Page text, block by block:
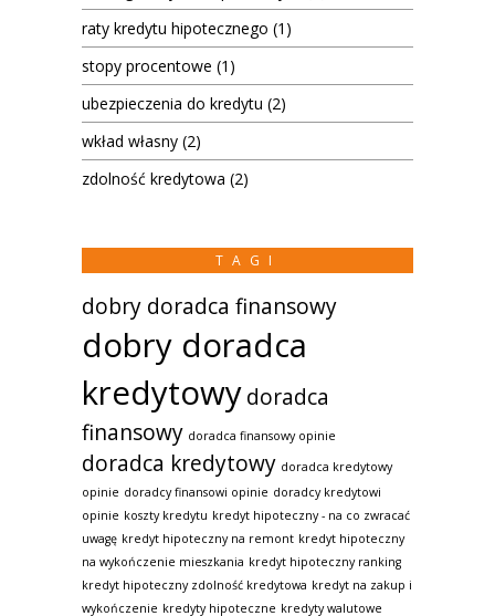
raty kredytu hipotecznego (1)
stopy procentowe (1)
ubezpieczenia do kredytu (2)
wkład własny (2)
zdolność kredytowa (2)
TAGI
dobry doradca finansowy
dobry doradca
kredytowydoradca
finansowy doradca finansowy opinie
doradca kredytowy doradca kredytowy
opinie doradcy finansowi opinie doradcy kredytowi
opinie koszty kredytu kredyt hipoteczny - na co zwracać
uwagę kredyt hipoteczny na remont kredyt hipoteczny
na wykończenie mieszkania kredyt hipoteczny ranking
kredyt hipoteczny zdolność kredytowa kredyt na zakup i
wykończenie kredyty hipoteczne kredyty walutowe